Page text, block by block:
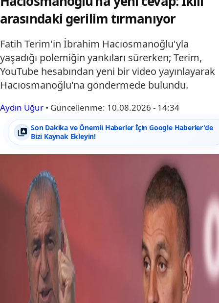
arasındaki gerilim tırmanıyor
Fatih Terim'in İbrahim Hacıosmanoğlu'yla
yaşadığı polemiğin yankıları sürerken; Terim,
YouTube hesabından yeni bir video yayınlayarak
Hacıosmanoğlu'na göndermede bulundu.
Aydın Uğur • Güncellenme: 10.08.2026 - 14:34
Son Dakika ve Önemli Haberler İçin Google Haberler'de
Bizi Kaynak Ekleyin!